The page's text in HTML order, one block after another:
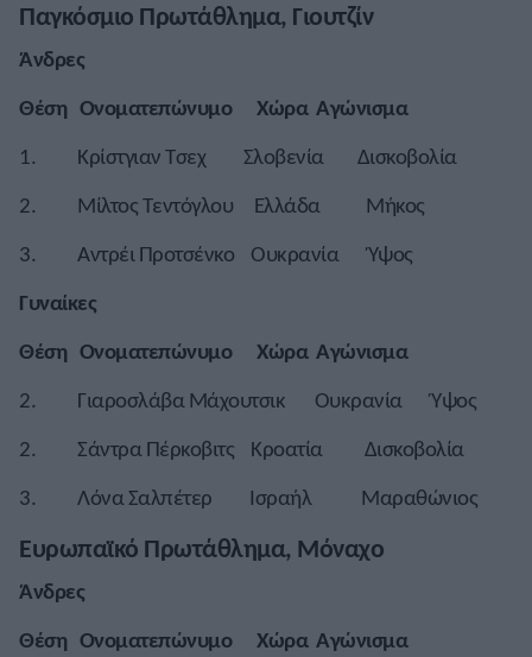
Παγκόσμιο Πρωτάθλημα, Γιουτζίν
Άνδρες
Θέση Ονοματεπώνυμο Χώρα Αγώνισμα
1. Κρίστγιαν Τσεχ Σλοβενία Δισκοβολία
2. Μίλτος Τεντόγλου Ελλάδα Μήκος
3. Αντρέι Προτσένκο Ουκρανία Ύψος
Γυναίκες
Θέση Ονοματεπώνυμο Χώρα Αγώνισμα
2. Γιαροσλάβα Μάχουτσικ Ουκρανία Ύψος
2. Σάντρα Πέρκοβιτς Κροατία Δισκοβολία
3. Λόνα Σαλπέτερ Ισραήλ Μαραθώνιος
Ευρωπαϊκό Πρωτάθλημα, Μόναχο
Άνδρες
Θέση Ονοματεπώνυμο Χώρα Αγώνισμα